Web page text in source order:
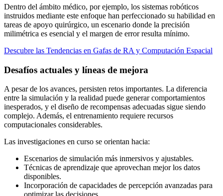
Dentro del ámbito médico, por ejemplo, los sistemas robóticos
instruidos mediante este enfoque han perfeccionado su habilidad en
tareas de apoyo quirúrgico, un escenario donde la precisión
milimétrica es esencial y el margen de error resulta mínimo.
Descubre las Tendencias en Gafas de RA y Computación Espacial
Desafíos actuales y líneas de mejora
A pesar de los avances, persisten retos importantes. La diferencia
entre la simulación y la realidad puede generar comportamientos
inesperados, y el diseño de recompensas adecuadas sigue siendo
complejo. Además, el entrenamiento requiere recursos
computacionales considerables.
Las investigaciones en curso se orientan hacia:
Escenarios de simulación más inmersivos y ajustables.
Técnicas de aprendizaje que aprovechan mejor los datos
disponibles.
Incorporación de capacidades de percepción avanzadas para